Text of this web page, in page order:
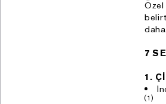
7
1.
(1)